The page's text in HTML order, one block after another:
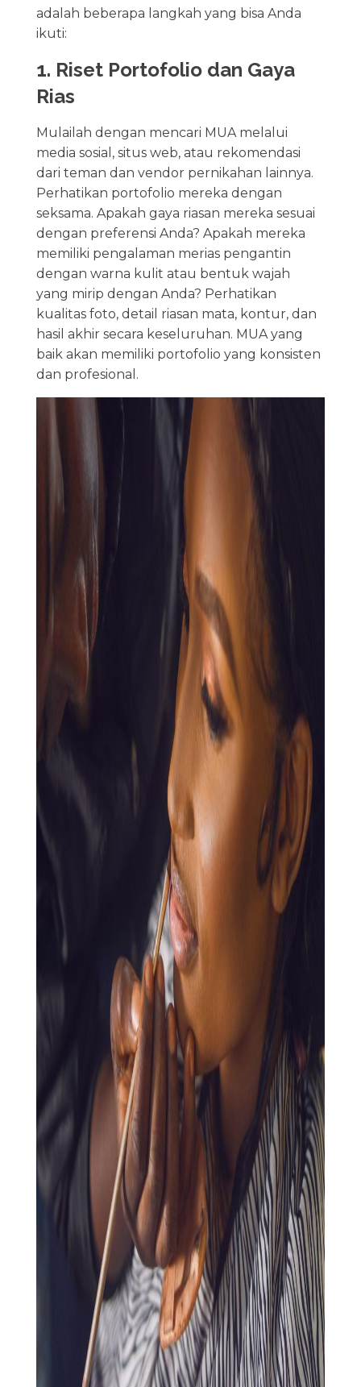
adalah beberapa langkah yang bisa Anda
ikuti:
1. Riset Portofolio dan Gaya
Rias
Mulailah dengan mencari MUA melalui
media sosial, situs web, atau rekomendasi
dari teman dan vendor pernikahan lainnya.
Perhatikan portofolio mereka dengan
seksama. Apakah gaya riasan mereka sesuai
dengan preferensi Anda? Apakah mereka
memiliki pengalaman merias pengantin
dengan warna kulit atau bentuk wajah
yang mirip dengan Anda? Perhatikan
kualitas foto, detail riasan mata, kontur, dan
hasil akhir secara keseluruhan. MUA yang
baik akan memiliki portofolio yang konsisten
dan profesional.